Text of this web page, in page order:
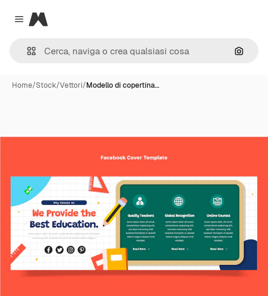
Close menu
Magnific
Cerca
Home/Stock/Vettori/Modello di copertina…